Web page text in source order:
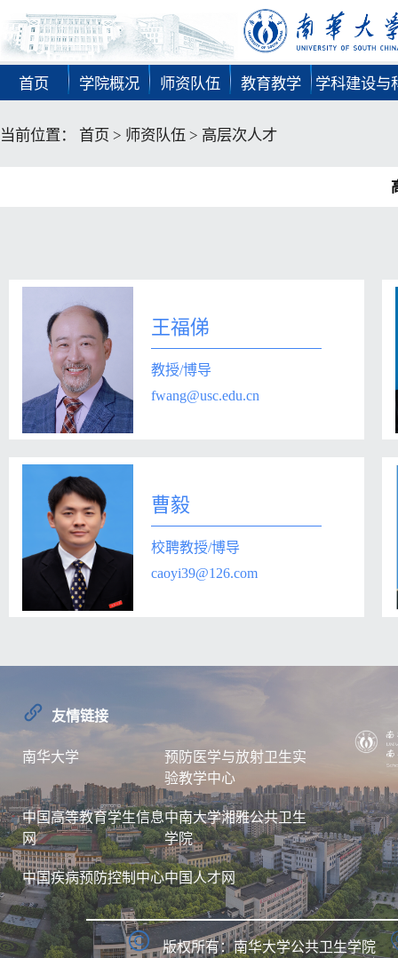
首页 学院概况 师资队伍 教育教学 学科建设与
当前位置： 首页 > 师资队伍 > 高层次人才
王福俤
教授/博导
fwang@usc.edu.cn
曹毅
校聘教授/博导
caoyi39@126.com
友情链接
南华大学
预防医学与放射卫生实
验教学中心
中国高等教育学生信息
网
中南大学湘雅公共卫生
学院
中国疾病预防控制中心中国人才网
版权所有：南华大学公共卫生学院